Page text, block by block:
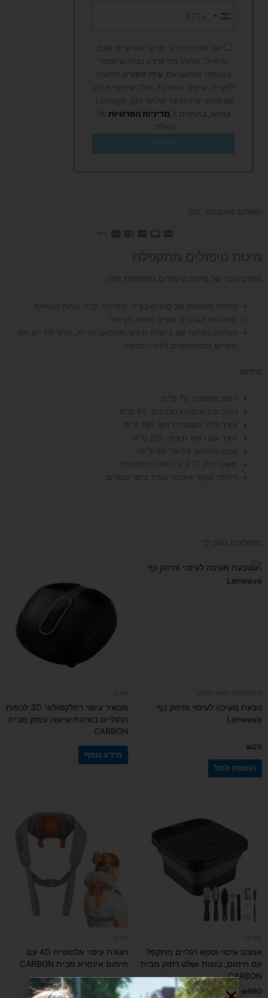
Israel
+972
אני מסכים/ה כי פרטי האישיים (שם,
אימייל, טלפון וכל מידע נוסף שיימסר
בטופס) ישמשו את עידו ספורט למענה
לפנייה, שיפור השירות, כולל שיתוף מידע
Meta, בהתאם ל
מדיניות הפרטיות של
האתר.
שליחה
תשלום מאובטח SSL
מיטת טיפולים מתקפלת
מפרט טכני של מיטת טיפולים מתקפלת מעץ:
כוללת תוספות של כנפים בצידי המיטה. קלה ונוחה לנשיאה
מתכוונת לגבהים שונים ונוחה לקיפול
המיטה מגיעה עם בייגלה חיצוני מתכוונן וכרית, מדף לידיים וזוג
כנפיים המתווספים לצידי המיטה.
מידות
רוחב המיטה: 70 ס"מ
רוחב עם תוספת הכנפים: 92 ס"מ
אורך ללא משענת ראש: 185 ס"מ
אורך עם ראש חיצוני: 215 ס"מ
גובה מתכוון: 58 עד 86 ס"מ
משקל: רק 12 ק"ג (ללא התוספות)
ריפוד: סקאי איכותי עמיד בפני שמנים.
מומלצים בשבילך
טבעת מעיכה לעיסוי וחיזוק כף
Lenwave
₪25
הוספה לסל
מכשיר עיסוי רפלקסולוגי 3D לכפות
הרגליים בשיטת שיאצו עמוק מבית
CARBON
מידע נוסף
אמבט עיסוי וספא רגליים מתקפל
עם חימום, בועות ושלט רחוק מבית
CARBON
₪990
חגורת עיסוי אלחוטית 4D עם
חימום אינפרא מבית CARBON
690